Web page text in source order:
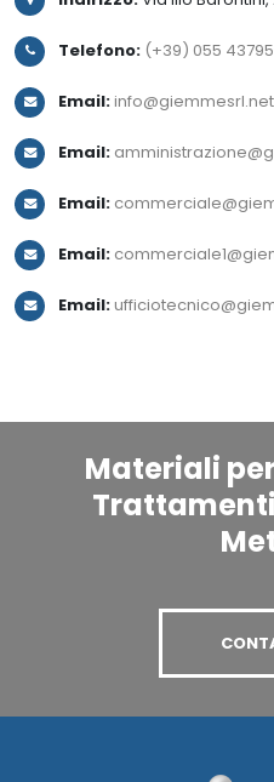
Telefono: (+39) 055
Email:info@giemmesrl.net
Email:
Email:
Email:
Email:
Materiali